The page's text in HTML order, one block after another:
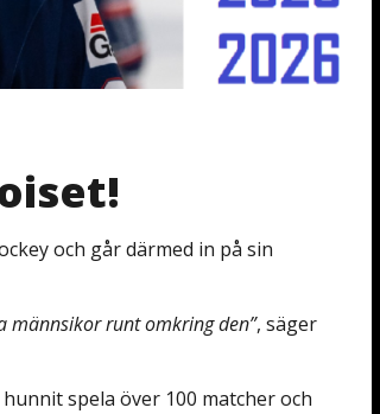
och går därmed in på sin
männsikor runt omkring den”, säger
spela över 100 matcher och